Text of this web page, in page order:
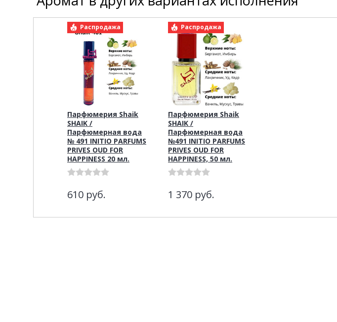
Распродажа
Парфюмерия Shaik
SHAIK /
Парфюмерная вода
№ 491 INITIO PARFUMS
PRIVES OUD FOR
HAPPINESS 20 мл.
610 руб.
Распродажа
Парфюмерия Shaik
SHAIK /
Парфюмерная вода
№491 INITIO PARFUMS
PRIVES OUD FOR
HAPPINESS, 50 мл.
1 370 руб.